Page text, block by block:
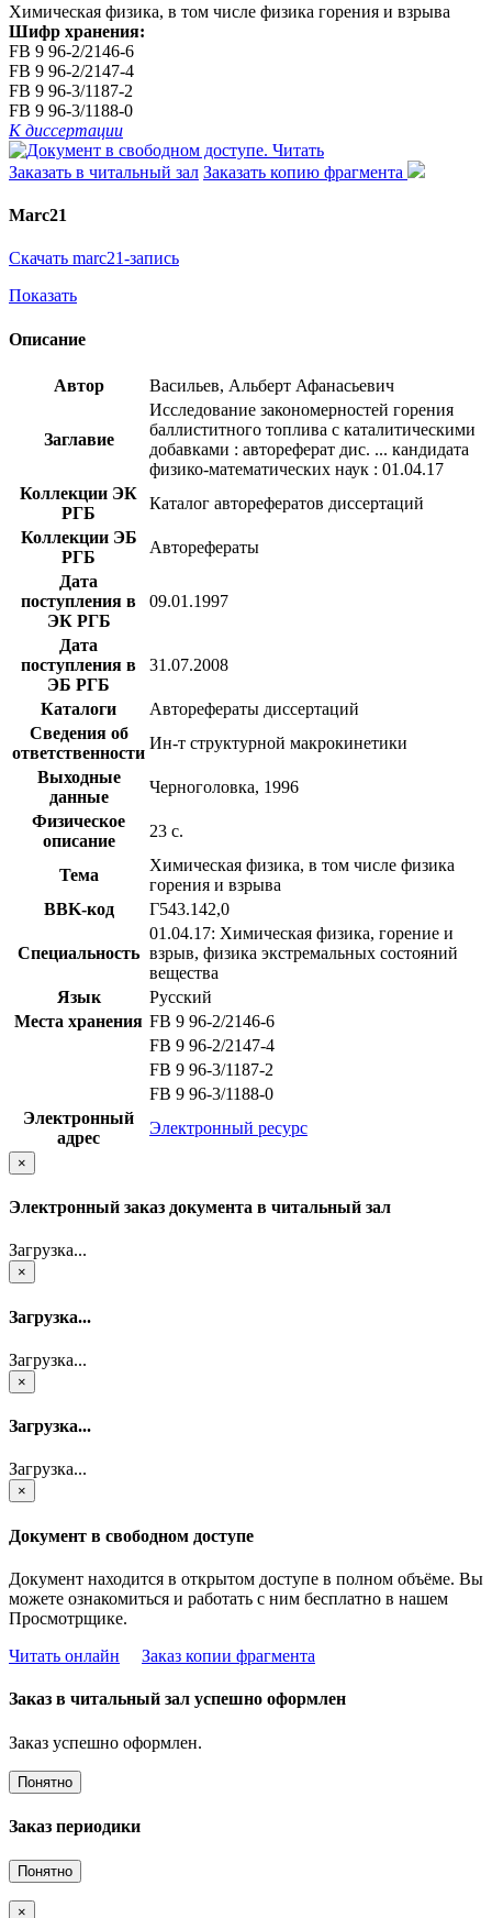
Химическая физика, в том числе физика горения и взрыва
Шифр хранения:
FB 9 96-2/2146-6
FB 9 96-2/2147-4
FB 9 96-3/1187-2
FB 9 96-3/1188-0
К диссертации
Читать
Заказать в читальный зал Заказать копию фрагмента
Marc21
Скачать marc21-запись
Показать
Описание
Автор Васильев, Альберт Афанасьевич
Заглавие
Исследование закономерностей горения
баллиститного топлива с каталитическими
добавками : автореферат дис. ... кандидата
физико-математических наук : 01.04.17
Коллекции ЭК
РГБ
Каталог авторефератов диссертаций
Коллекции ЭБ
РГБ
Авторефераты
Дата
поступления в
ЭК РГБ
09.01.1997
Дата
поступления в
ЭБ РГБ
31.07.2008
Каталоги
Авторефераты диссертаций
Сведения об
ответственности
Ин-т структурной макрокинетики
Выходные
данные
Черноголовка, 1996
Физическое
описание
23 с.
Тема
Химическая физика, в том числе физика
горения и взрыва
BBK-код
Г543.142,0
Специальность
01.04.17: Химическая физика, горение и
взрыв, физика экстремальных состояний
вещества
Язык
Русский
Места хранения FB 9 96-2/2146-6
FB 9 96-2/2147-4
FB 9 96-3/1187-2
FB 9 96-3/1188-0
Электронный
адрес
Электронный ресурс
×
Электронный заказ документа в читальный зал
Загрузка...
×
Загрузка...
Загрузка...
×
Загрузка...
Загрузка...
×
Документ в свободном доступе
Документ находится в открытом доступе в полном объёме. Вы
можете ознакомиться и работать с ним бесплатно в нашем
Просмотрщике.
Читать онлайн
Заказ копии фрагмента
Заказ в читальный зал успешно оформлен
Заказ успешно оформлен.
Понятно
Заказ периодики
Понятно
×